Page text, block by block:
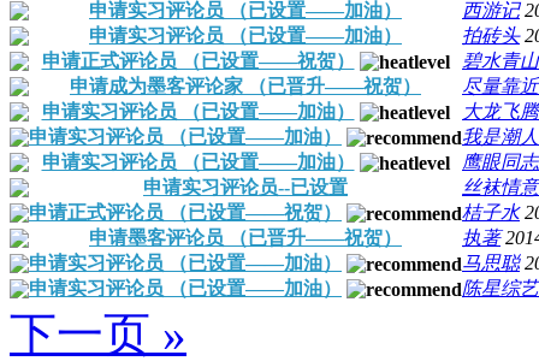
申请实习评论员 （已设置——加油）
西游记
申请实习评论员 （已设置——加油）
拍砖头
申请正式评论员 （已设置——祝贺）
碧水青山
申请成为墨客评论家 （已晋升——祝贺）
尽量靠
申请实习评论员 （已设置——加油）
大龙飞腾
申请实习评论员 （已设置——加油）
我是潮
申请实习评论员 （已设置——加油）
鹰眼同志
申请实习评论员--已设置
丝袜情意
申请正式评论员 （已设置——祝贺）
桔子水
申请墨客评论员 （已晋升——祝贺）
执著
申请实习评论员 （已设置——加油）
马思聪
申请实习评论员 （已设置——加油）
陈星综艺
下一页 »